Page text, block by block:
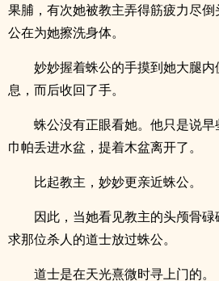
果脯，有次她被教主弄得筋疲力尽
公在为她擦洗身体。
妙妙握着蛛公的手摸到她大腿
息，而后收回了手。
蛛公没有正眼看她。他只是说
巾帕丢进水盆，提着木盆离开了。
比起教主，妙妙更亲近蛛公。
因此，当她看见教主的头颅骨
求那位杀人的道士放过蛛公。
道士是在天光熹微时寻上门的。